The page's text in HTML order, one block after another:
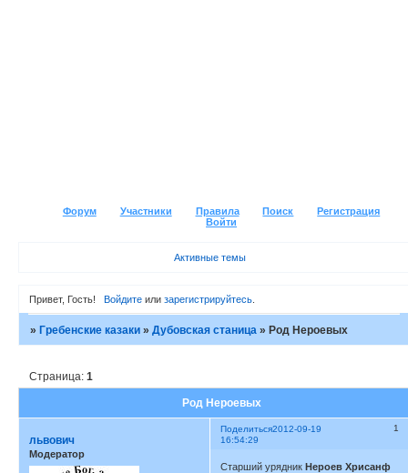
Форум Участники Правила Поиск
Регистрация
Войти
Активные темы
Привет, Гость! Войдитеили зарегистрируйтесь.
»Гребенские казаки »Дубовская станица »Род Нероевых
Род Нероевых
Страница:1
Поделиться 1
2012-09-19
16:54:29
львович
Модератор
Старший урядникНероев Хрисанф